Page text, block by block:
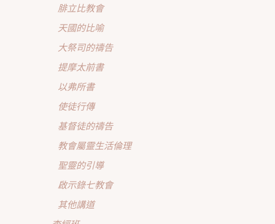
腓立比教會
天國的比喻
大祭司的禱告
提摩太前書
以弗所書
使徒行傳
基督徒的禱告
教會屬靈生活倫理
聖靈的引導
啟示錄七教會
其他講道